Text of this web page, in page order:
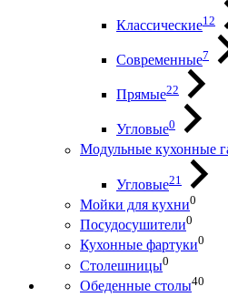
Классические12
Современные7
Прямые22
Угловые0
Модульные кухонные
Угловые21
Мойки для кухни0
Посудосушители0
Кухонные фартуки0
Столешницы0
Обеденные столы40